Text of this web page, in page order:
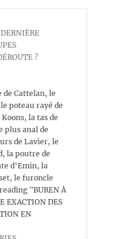
?
de Cattelan, le
poteau rayé de
la tas de
plus anal de
de Lavier, le
la poutre de
d’Emin, la
le furoncle
"BUREN À
EXACTION DES
EN